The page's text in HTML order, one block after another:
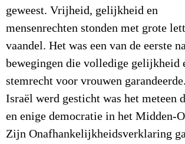
geweest. Vrijheid, gelijkheid en
mensenrechten stonden met grote
vaandel. Het was een van de eerste
bewegingen die volledige gelijkheid
stemrecht voor vrouwen
Israël werd gesticht was het meteen
en enige democratie in het Midden-
Zijn Onafhankelijkheidsverklaring